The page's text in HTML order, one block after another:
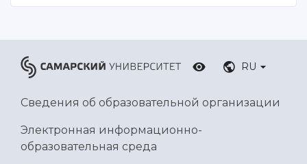
RU
Сведения об образовательной организации
Электронная информационно-
образовательная среда